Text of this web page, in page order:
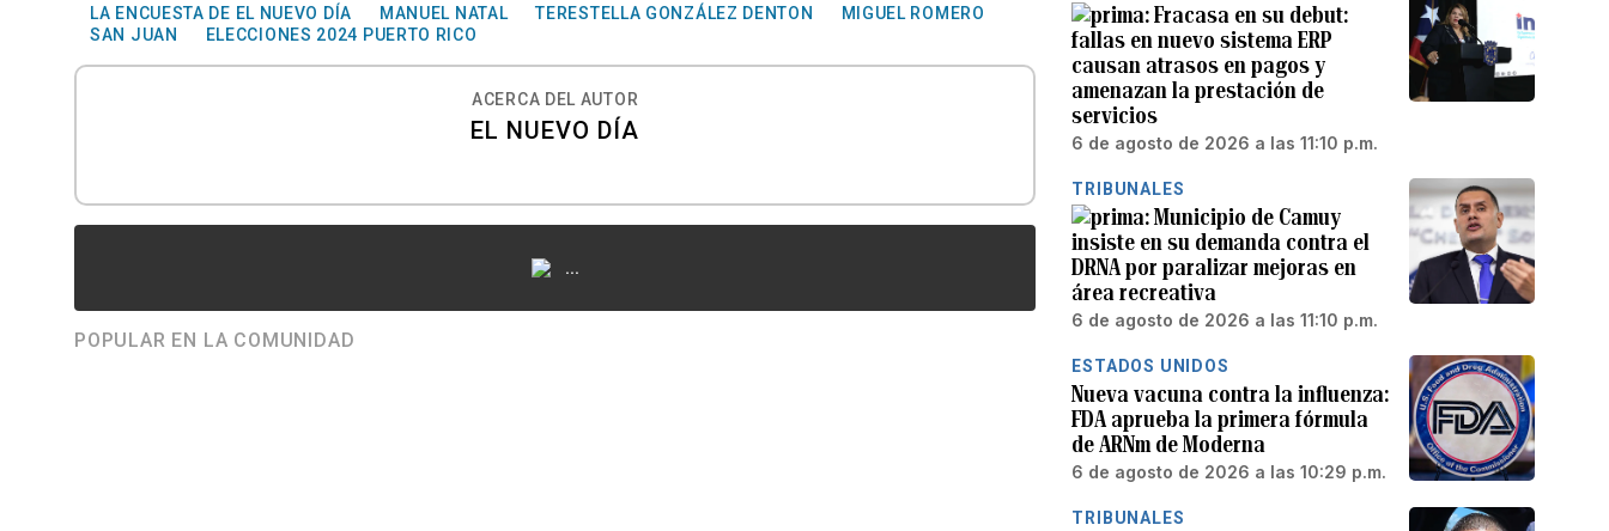
LA ENCUESTA DE EL NUEVO DÍA MANUEL NATAL TERESTELLA GONZÁLEZ DENTON
MIGUEL ROMERO
SAN JUAN
ELECCIONES 2024 PUERTO RICO
ACERCA DEL AUTOR
EL NUEVO DÍA
...
POPULAR EN LA COMUNIDAD
Fracasa en su debut:
fallas en nuevo sistema ERP
causan atrasos en pagos y
amenazan la prestación de
servicios
6 de agosto de 2026 a las 11:10 p.m.
TRIBUNALES
Municipio de Camuy
insiste en su demanda contra el
DRNA por paralizar mejoras en
área recreativa
6 de agosto de 2026 a las 11:10 p.m.
ESTADOS UNIDOS
Nueva vacuna contra la influenza:
FDA aprueba la primera fórmula
de ARNm de Moderna
6 de agosto de 2026 a las 10:29 p.m.
TRIBUNALES